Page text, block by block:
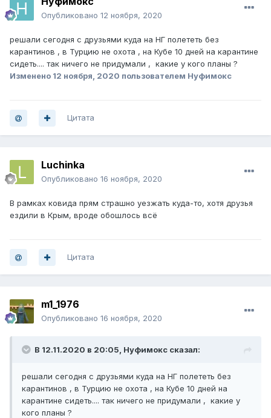
Опубликовано 12 ноября, 2020
решали сегодня с друзьями куда на НГ полететь без
карантинов , в Турцию не охота , на Кубе 10 дней на карантине
сидеть.... так ничего не придумали , какие у кого планы ?
Изменено 12 ноября, 2020 пользователем Нуфимокс
Цитата
Luchinka
Опубликовано 16 ноября, 2020
В рамках ковида прям страшно уезжать куда-то, хотя друзья
ездили в Крым, вроде обошлось всё
Цитата
m1_1976
Опубликовано 16 ноября, 2020
В 12.11.2020 в 20:05, Нуфимокс сказал:
решали сегодня с друзьями куда на НГ полететь без
карантинов , в Турцию не охота , на Кубе 10 дней на
карантине сидеть.... так ничего не придумали , какие у
кого планы ?